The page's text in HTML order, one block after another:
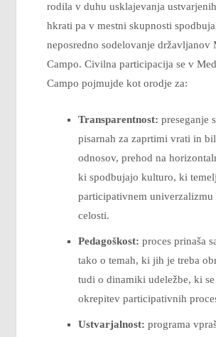
rodila v duhu usklajevanja
hkrati pa v mestni skupnosti
neposredno sodelovanje državljanov
Campo. Civilna participacija se v
Campo pojmujde kot orodje za:
Transparentnost: preseganje
pisarnah za zaprtimi vrati in
odnosov, prehod na
ki spodbujajo kulturo, ki
participativnem univerzalizmu
celosti.
Pedagoškost: proces prinaša
tako o temah, ki jih je treba
tudi o dinamiki udeležbe, ki
okrepitev participativnih
Ustvarjalnost:programa